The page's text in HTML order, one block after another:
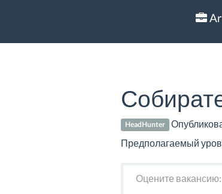
HeadHunter
Предполагаемый
Оцените вакансию: